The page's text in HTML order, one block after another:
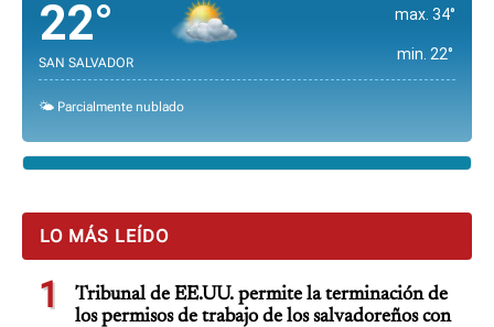
22°
SAN SALVADOR
max. 34°
min. 22°
🌤️ Parcialmente nublado
LO MÁS LEÍDO
1
Tribunal de EE.UU. permite la terminación de
los permisos de trabajo de los salvadoreños con